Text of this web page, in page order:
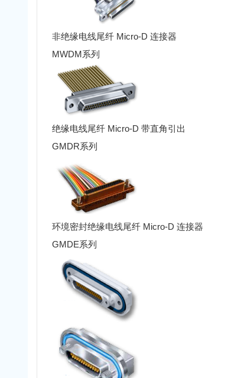
非绝缘电线尾纤 Micro-D 连接器
MWDM系列
绝缘电线尾纤 Micro-D 带直角引出
GMDR系列
环境密封绝缘电线尾纤 Micro-D 连接器
GMDE系列